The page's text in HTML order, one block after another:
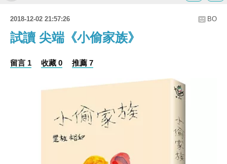
2018-12-02 21:57:26 BO
試讀 尖端《小偷家族》
留言 1 收藏 0 推薦 7